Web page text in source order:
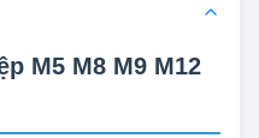
M5 M8 M9 M12